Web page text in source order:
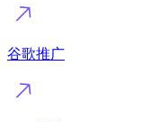
谷歌推广